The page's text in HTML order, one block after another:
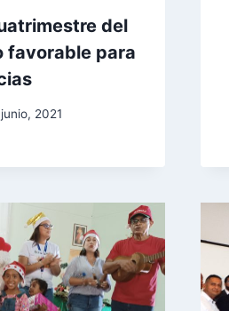
del
favorable para
2021